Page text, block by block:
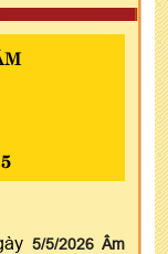
5/5/2026 Âm